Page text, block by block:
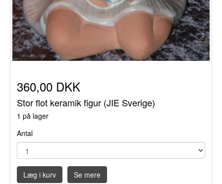
360,00 DKK
Stor flot keramik figur (JIE Sverige)
1 på lager
Antal
Læg i kurv Se mere